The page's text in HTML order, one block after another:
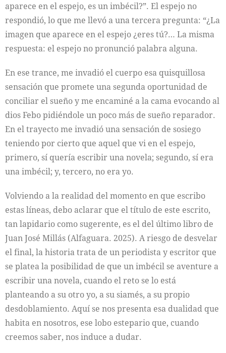
aparece en el espejo, es un imbécil?”. El espejo no
respondió, lo que me llevó a una tercera pregunta: “¿La
imagen que aparece en el espejo ¿eres tú?… La misma
respuesta: el espejo no pronunció palabra alguna.
En ese trance, me invadió el cuerpo esa quisquillosa
sensación que promete una segunda oportunidad de
conciliar el sueño y me encaminé a la cama evocando al
dios Febo pidiéndole un poco más de sueño reparador.
En el trayecto me invadió una sensación de sosiego
teniendo por cierto que aquel que vi en el espejo,
primero, sí quería escribir una novela; segundo, sí era
una imbécil; y, tercero, no era yo.
Volviendo a la realidad del momento en que escribo
estas líneas, debo aclarar que el título de este escrito,
tan lapidario como sugerente, es el del último libro de
Juan José Millás (Alfaguara. 2025). A riesgo de desvelar
el final, la historia trata de un periodista y escritor que
se platea la posibilidad de que un imbécil se aventure a
escribir una novela, cuando el reto se lo está
planteando a su otro yo, a su siamés, a su propio
desdoblamiento. Aquí se nos presenta esa dualidad que
habita en nosotros, ese lobo estepario que, cuando
creemos saber, nos induce a dudar.